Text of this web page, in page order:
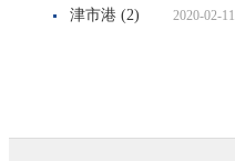
津市港 (2) 2020-02-11